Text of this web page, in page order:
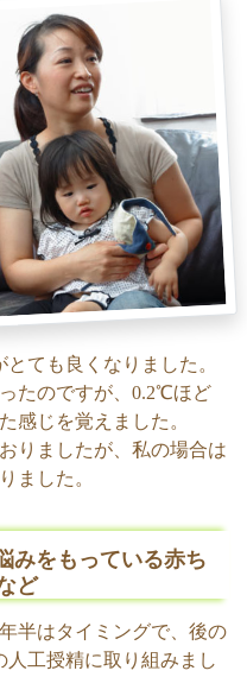
ても良くなりました。
たのですが、0.2℃ほど
感じを覚えました。
りましたが、私の場合は
ました。
みをもっている赤ち
ど
半はタイミングで、後の
工授精に取り組みまし